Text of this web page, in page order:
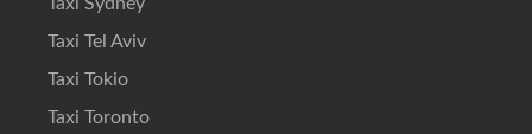
Taxi Sydney
Taxi Tel Aviv
Taxi Tokio
Taxi Toronto